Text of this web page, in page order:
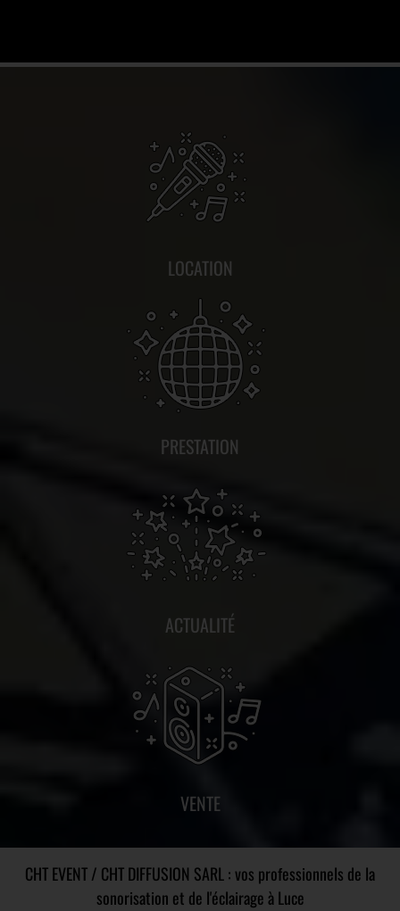
LOCATION
PRESTATION
ACTUALITÉ
VENTE
CHT EVENT / CHT DIFFUSION SARL : vos professionnels de la
sonorisation et de l'éclairage à Luce